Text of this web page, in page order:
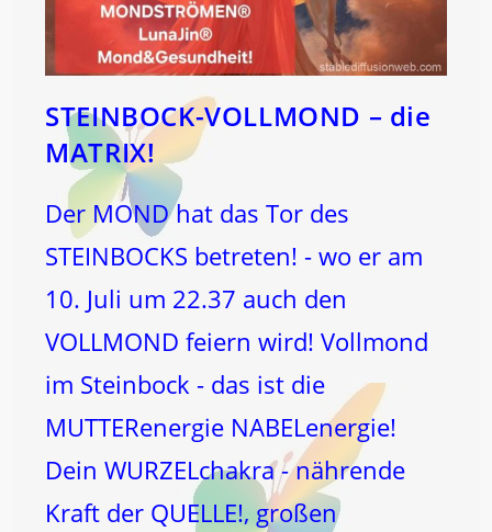
STEINBOCK-VOLLMOND – die
MATRIX!
Der MOND hat das Tor des
STEINBOCKS betreten! - wo er am
10. Juli um 22.37 auch den
VOLLMOND feiern wird! Vollmond
im Steinbock - das ist die
MUTTERenergie NABELenergie!
Dein WURZELchakra - nährende
Kraft der QUELLE!, großen